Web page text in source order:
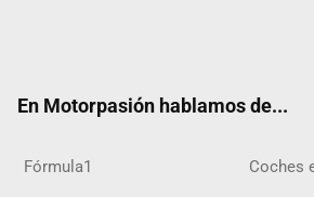
En Motorpasión hablamos de...
Fórmula1 Coches